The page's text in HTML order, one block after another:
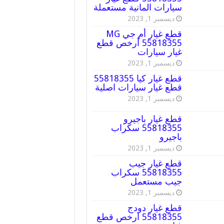
سيارات المانية مستعملة
ديسمبر 1, 2023
قطع غيار أم جي MG
55818355 أرخص قطع
غيار سيارات
ديسمبر 1, 2023
قطع غيار كيا 55818355
قطع غيار سيارات اصلية
ديسمبر 1, 2023
قطع غيار باجيرو
55818355 سكراب
باجيرو
ديسمبر 1, 2023
قطع غيار جيب
55818355 سكراب
جيب مستعمل
ديسمبر 1, 2023
قطع غيار دودج
55818355 ارخص قطع